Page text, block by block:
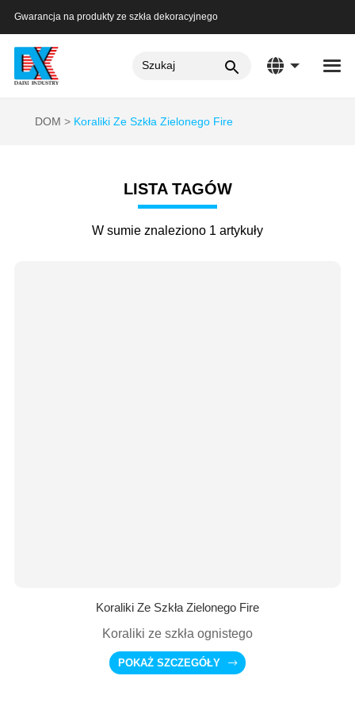
Gwarancja na produkty ze szkła dekoracyjnego
DOM Koraliki Ze Szkła Zielonego Fire
LISTA TAGÓW
W sumie znaleziono 1 artykuły
Koraliki Ze Szkła Zielonego Fire
Koraliki ze szkła ognistego
POKAŻ SZCZEGÓŁY